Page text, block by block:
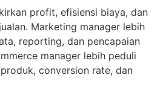
profit, efisiensi biaya, dan
Marketing manager lebih
reporting, dan pencapaian
manager lebih peduli
conversion rate, dan